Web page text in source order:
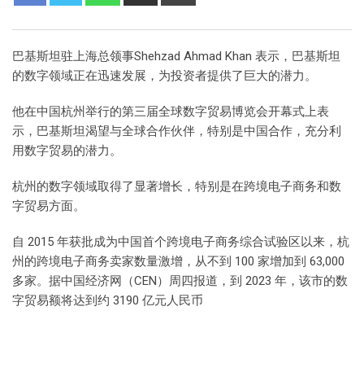
巴基斯坦驻上海总领事Shehzad Ahmad Khan 表示，巴基斯坦
的数字领域正在迅速发展，为投资者提供了巨大的潜力。
他在中国杭州举行的第三届全球数字贸易博览会开幕式上表
示，巴基斯坦渴望与全球合作伙伴，特别是中国合作，充分利
用数字贸易的潜力。
杭州的数字领域取得了显著增长，特别是在跨境电子商务和数
字贸易方面。
自 2015 年获批成为中国首个跨境电子商务综合试验区以来，杭
州的跨境电子商务卖家数量激增，从不到 100 家增加到 63,000
多家。据中国经济网（CEN）周四报道，到 2023 年，该市的数
字贸易额将达到约 3190 亿元人民币